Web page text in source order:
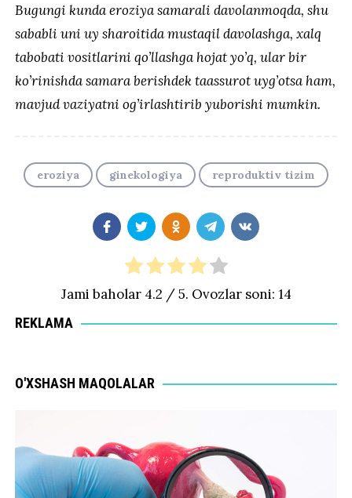
Bugungi kunda eroziya samarali davolanmoqda, shu
sababli uni uy sharoitida mustaqil davolashga, xalq
tabobati vositlarini qo’llashga hojat yo’q, ular bir
ko’rinishda samara berishdek taassurot uyg’otsa ham,
mavjud vaziyatni og’irlashtirib yuborishi mumkin.
eroziya ginekologiya reproduktiv tizim
Jami baholar 4.2 / 5. Ovozlar soni: 14
REKLAMA
O'XSHASH MAQOLALAR